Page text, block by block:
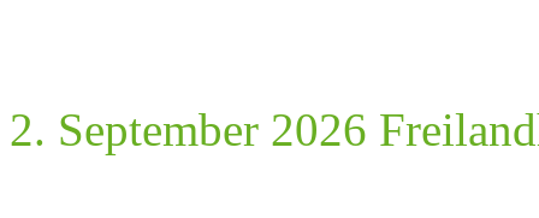
2. September 2026